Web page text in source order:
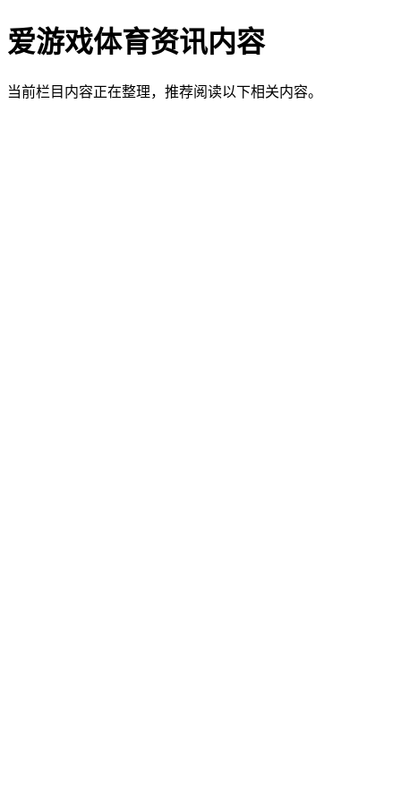
爱游戏体育资讯内容
当前栏目内容正在整理，推荐阅读以下相关内容。